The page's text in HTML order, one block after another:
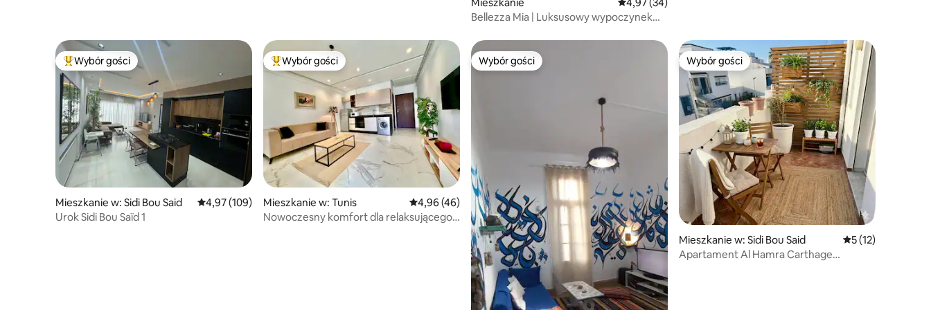
Bellezza Mia | Luksusowy wypoczynek
Najpopularniejsze z kategorii Wybór gości
Wybór gości
Mieszkanie w: Sidi Bou Said Średnia ocena: 4,97 na 5, liczba recenzji: 109
4,97 (109)
Urok Sidi Bou Saïd 1
Najpopularniejsze z kategorii Wybór gości
Wybór gości
Mieszkanie w: Tunis Średnia ocena: 4,96 na 5, liczba recenzji: 46
4,96 (46)
Nowoczesny komfort dla relaksującego
Wybór gości
Wybór gości Wybór gości
Wybór gości
Mieszkanie w: Sidi Bou Said Średnia ocena: 5
5 (12)
Apartament Al Hamra Carthage